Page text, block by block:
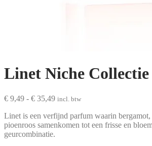
Linet Niche Collectie
€ 9,49 - € 35,49Prijsklasse:
tot
€ 35,49
incl. btw
Linet is een verfijnd parfum waarin bergamot,
pioenroos samenkomen tot een frisse en
geurcombinatie.